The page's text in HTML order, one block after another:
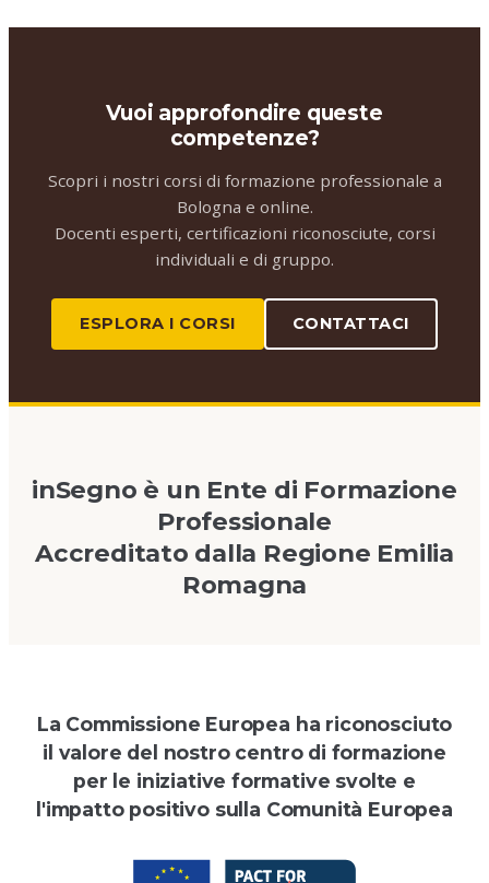
Vuoi approfondire queste
competenze?
Scopri i nostri corsi di formazione professionale a
Bologna e online.
Docenti esperti, certificazioni riconosciute, corsi
individuali e di gruppo.
ESPLORA I CORSI CONTATTACI
inSegno è un Ente di Formazione
Professionale
Accreditato dalla Regione Emilia
Romagna
La Commissione Europea ha riconosciuto
il valore del nostro centro di formazione
per le iniziative formative svolte e
l'impatto positivo sulla Comunità Europea